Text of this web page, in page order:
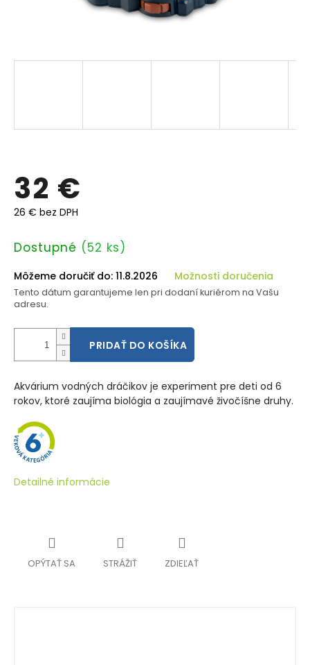
32 €
26 € bez DPH
Jednotková
Dostupné (52 ks)
Môžeme doručiť do: 11.8.2026 Možnosti doručenia
Tento dátum garantujeme len pri dodaní kuriérom na Vašu
adresu.
PRIDAŤ DO KOŠÍKA
Akvárium vodných dráčikov je experiment pre deti od 6
rokov, ktoré zaujíma biológia a zaujímavé živočíšne druhy.
Detailné informácie
OPÝTAŤ SA STRÁŽIŤ ZDIEĽAŤ